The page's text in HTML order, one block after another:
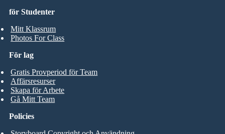
för Studenter
Mitt Klassrum
Photos For Class
För lag
Gratis Provperiod för Team
Affärsresurser
Skapa för Arbete
Gå Mitt Team
Policies